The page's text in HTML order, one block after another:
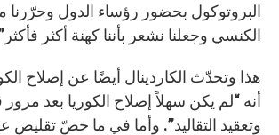
البروتوكول بحضور رؤساء الدول وحرّرنا
الكنسي وجعلنا نشعر بأننا كهنة أكثر
هذا وتحدّث الكاردينال أيضًا عن إصلاح
أنه “لم يكن سهلاً إصلاح الكوريا بعد
وتعقيد التقاليد”. وأما في ما خصّ تقليص